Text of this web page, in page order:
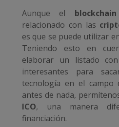
Aunque el blockchain
relacionado con las
es que se puede utilizar
Teniendo esto en
elaborar un listado
interesantes para
tecnología en el campo
antes de nada,
ICO, una manera
financiación.